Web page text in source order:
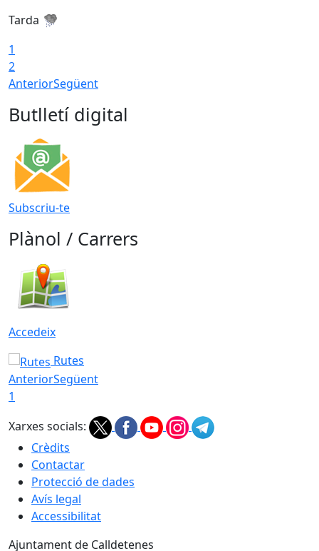
Tarda
1
2
AnteriorSegüent
Butlletí digital
Subscriu-te
Plànol / Carrers
Accedeix
Rutes
AnteriorSegüent
1
Xarxes socials:
Crèdits
Contactar
Protecció de dades
Avís legal
Accessibilitat
Ajuntament de Calldetenes